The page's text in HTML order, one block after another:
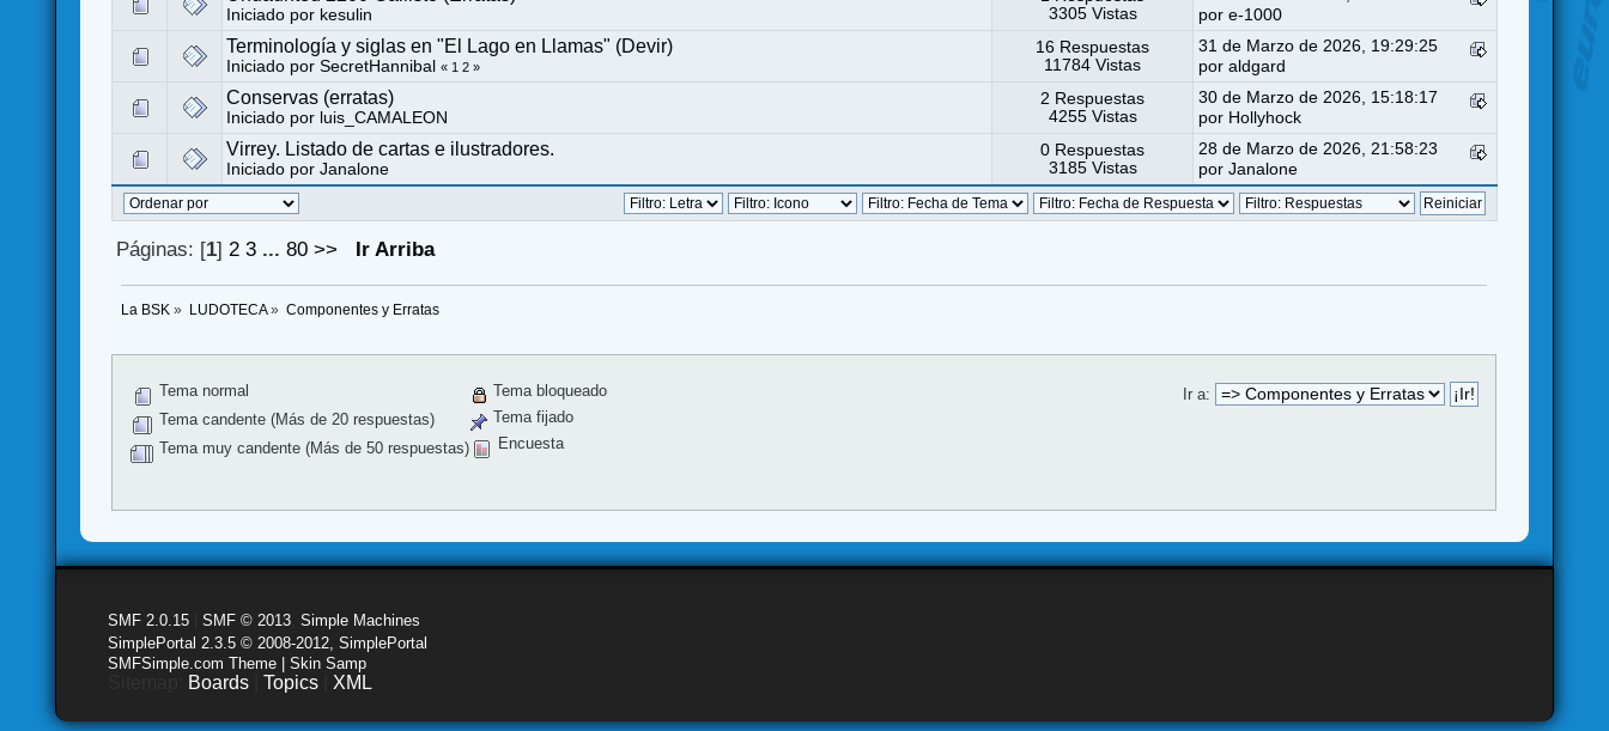
Iniciado por kesulin
3305 Vistas
pore-1000
Terminología y siglas en "El Lago en Llamas" (Devir)
Iniciado porSecretHannibal « 1 2 »
16 Respuestas
11784 Vistas
31 de Marzo de 2026, 19:29:25
poraldgard
Conservas (erratas)
Iniciado por luis_CAMALEON
2 Respuestas
4255 Vistas
30 de Marzo de 2026, 15:18:17
por Hollyhock
Virrey. Listado de cartas e ilustradores.
Iniciado porJanalone
0 Respuestas
3185 Vistas
28 de Marzo de 2026, 21:58:23
porJanalone
Páginas: [1] 2 3 ... 80 >> Ir Arriba
La BSK » LUDOTECA» Componentes y Erratas
Ir a:
Tema normal
Tema candente (Más de 20 respuestas)
Tema muy candente (Más de 50 respuestas)
Tema bloqueado
Tema fijado
Encuesta
SMF 2.0.15 |SMF © 2013 ,Simple Machines
SimplePortal 2.3.5 © 2008-2012, SimplePortal
SMFSimple.com Theme | Skin Samp
Boards |Topics XML